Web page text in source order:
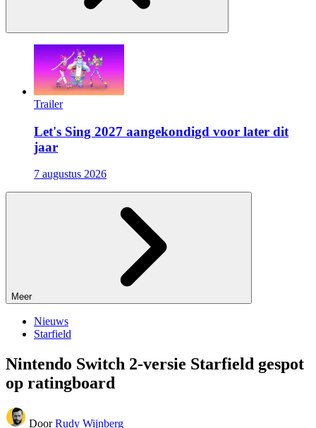
Trailer
Let's Sing 2027 aangekondigd voor later dit
jaar
7 augustus 2026
Meer
Nieuws
Starfield
Nintendo Switch 2-versie Starfield gespot
op ratingboard
Door Rudy Wijnberg